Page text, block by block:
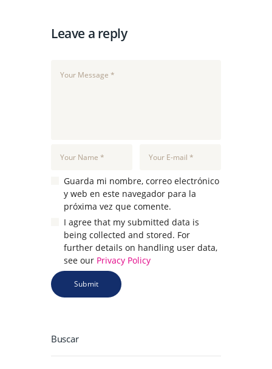
Leave a reply
Guarda mi nombre, correo electrónico
y web en este navegador para la
próxima vez que comente.
I agree that my submitted data is
being collected and stored. For
further details on handling user data,
see our Privacy Policy
Buscar